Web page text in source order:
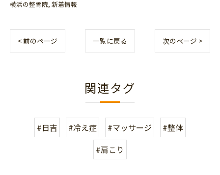
横浜の整骨院 新着情報
< 前のページ 一覧に戻る 次のページ >
関連タグ
#日吉 #冷え症 #マッサージ
#整体
#肩こり